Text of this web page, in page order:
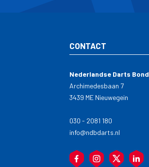
CONTACT
Nederlandse Darts Bond
Archimedesbaan 7
3439 ME Nieuwegein
030 - 2081 180
info@ndbdarts.nl